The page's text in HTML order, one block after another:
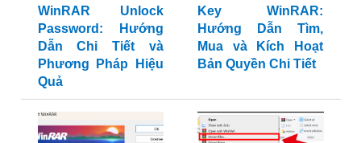
WinRAR Unlock
Password: Hướng
Dẫn Chi Tiết và
Phương Pháp Hiệu
Quả
Key WinRAR:
Hướng Dẫn Tìm,
Mua và Kích Hoạt
Bản Quyền Chi Tiết